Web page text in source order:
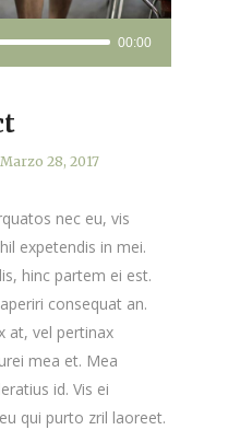
00:00
Marzo 28, 2017
nec eu, vis
expetendis in mei.
hinc partem ei est.
consequat an.
at, vel pertinax
mea et. Mea
id. Vis ei
qui purto zril laoreet.